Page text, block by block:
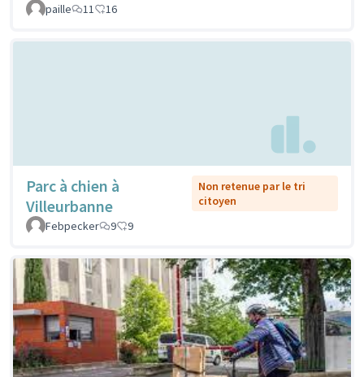
paille 11 16
Parc à chien à
Villeurbanne
Non retenue par le tri
citoyen
Febpecker
9 9